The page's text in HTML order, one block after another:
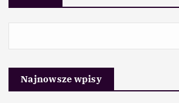
Najnowsze wpisy